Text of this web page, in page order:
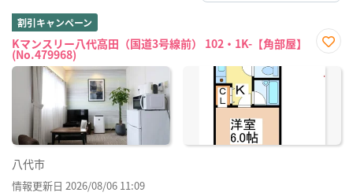
割引キャンペーン
Kマンスリー八代高田（国道3号線前） 102・1K-【角部屋】
(No.479968)
に入
り登
八代市
情報更新日 2026/08/06 11:09